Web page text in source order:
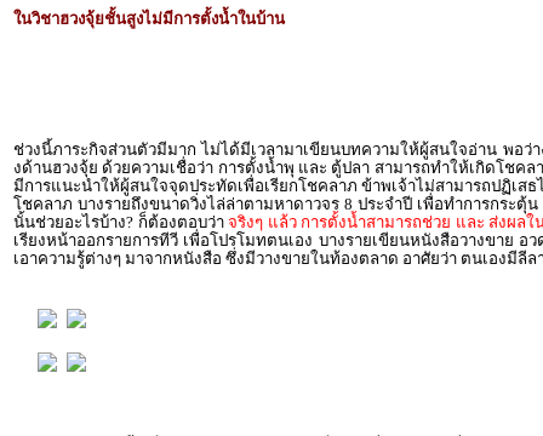
ในวิชาฮวงจุ้ยชั้นสูงไม่มีการตั้งน้ำในบ้าน
ช่วงนี้ภาระกิจส่วนตัวมีมาก ไม่ได้มีเวลามาเขียนบทความให้ผู้สนใจอ่าน พอ
งด้านฮวงจุ้ย ด้วยความเชื่อว่า การตั้งน้ำพุ และ ตู้ปลา สามารถทำให้เกิดโช
มีการแนะนำให้ผู้สนใจจุดประทัดเพื่อเรียกโชคลาภ ข้าพเจ้าไม่สามารถปฏิเส
โชคลาภ บางรายถึงขนาดวิ่งไล่ล่าตามหาดาวจร 8 ประจำปี เพื่อทำการกระ
นั้นช่วยอะไรบ้าง? ก็ต้องตอบว่า จริงๆ แล้ว การตั้งน้ำสามารถช่วย และ ส่งผลใ
เรียงหน้าออกรายการทีวี เพื่อโปรโมทตนเอง บางรายเขียนหนังสือวางขาย
เอาความรู้ต่างๆ มาจากหนังสือ ซึ่งมีวางขายในท้องตลาด อาศัยว่า ตนเองมี